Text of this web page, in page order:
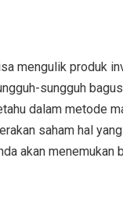
mengulik produk
sungguh
dalam metode
saham hal
akan menemukan